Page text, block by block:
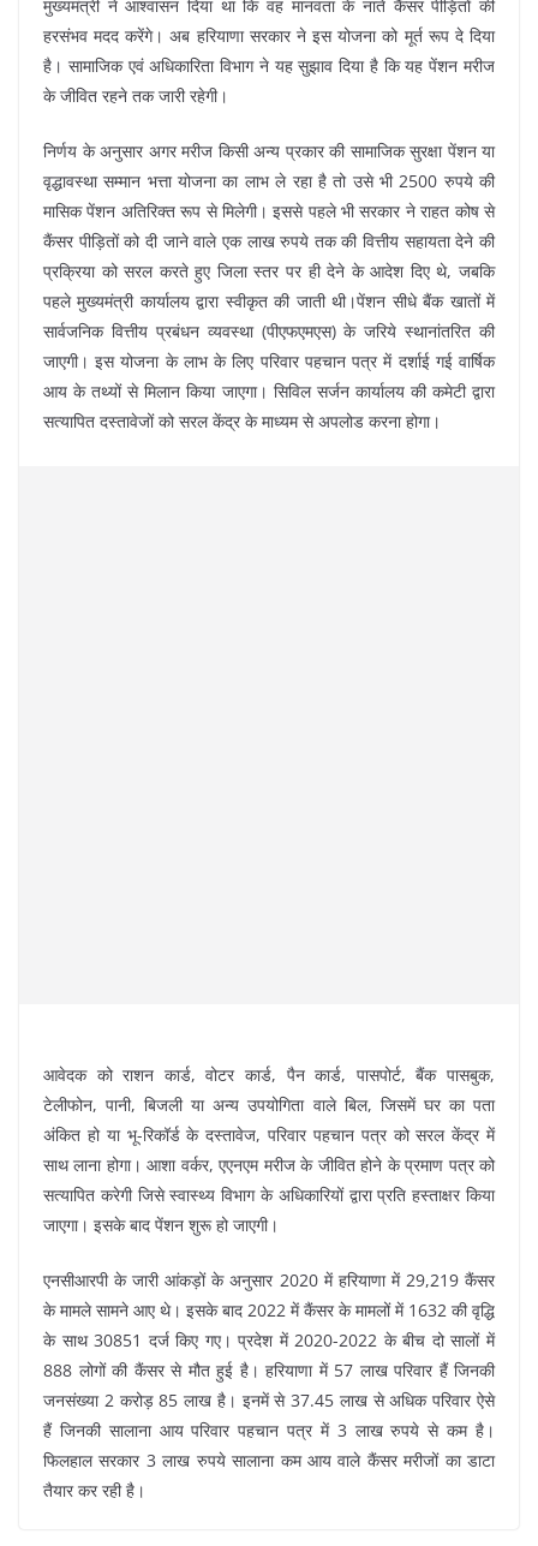
मुख्यमंत्री ने आश्वासन दिया था कि वह मानवता के नाते कैंसर पीड़ितों की
हरसंभव मदद करेंगे। अब हरियाणा सरकार ने इस योजना को मूर्त रूप दे दिया
है। सामाजिक एवं अधिकारिता विभाग ने यह सुझाव दिया है कि यह पेंशन मरीज
के जीवित रहने तक जारी रहेगी।
निर्णय के अनुसार अगर मरीज किसी अन्य प्रकार की सामाजिक सुरक्षा पेंशन या
वृद्धावस्था सम्मान भत्ता योजना का लाभ ले रहा है तो उसे भी 2500 रुपये की
मासिक पेंशन अतिरिक्त रूप से मिलेगी। इससे पहले भी सरकार ने राहत कोष से
कैंसर पीड़ितों को दी जाने वाले एक लाख रुपये तक की वित्तीय सहायता देने की
प्रक्रिया को सरल करते हुए जिला स्तर पर ही देने के आदेश दिए थे, जबकि
पहले मुख्यमंत्री कार्यालय द्वारा स्वीकृत की जाती थी।पेंशन सीधे बैंक खातों में
सार्वजनिक वित्तीय प्रबंधन व्यवस्था (पीएफएमएस) के जरिये स्थानांतरित की
जाएगी। इस योजना के लाभ के लिए परिवार पहचान पत्र में दर्शाई गई वार्षिक
आय के तथ्यों से मिलान किया जाएगा। सिविल सर्जन कार्यालय की कमेटी द्वारा
सत्यापित दस्तावेजों को सरल केंद्र के माध्यम से अपलोड करना होगा।
आवेदक को राशन कार्ड, वोटर कार्ड, पैन कार्ड, पासपोर्ट, बैंक पासबुक,
टेलीफोन, पानी, बिजली या अन्य उपयोगिता वाले बिल, जिसमें घर का पता
अंकित हो या भू-रिकॉर्ड के दस्तावेज, परिवार पहचान पत्र को सरल केंद्र में
साथ लाना होगा। आशा वर्कर, एएनएम मरीज के जीवित होने के प्रमाण पत्र को
सत्यापित करेगी जिसे स्वास्थ्य विभाग के अधिकारियों द्वारा प्रति हस्ताक्षर किया
जाएगा। इसके बाद पेंशन शुरू हो जाएगी।
एनसीआरपी के जारी आंकड़ों के अनुसार 2020 में हरियाणा में 29,219 कैंसर
के मामले सामने आए थे। इसके बाद 2022 में कैंसर के मामलों में 1632 की वृद्धि
के साथ 30851 दर्ज किए गए। प्रदेश में 2020-2022 के बीच दो सालों में
888 लोगों की कैंसर से मौत हुई है। हरियाणा में 57 लाख परिवार हैं जिनकी
जनसंख्या 2 करोड़ 85 लाख है। इनमें से 37.45 लाख से अधिक परिवार ऐसे
हैं जिनकी सालाना आय परिवार पहचान पत्र में 3 लाख रुपये से कम है।
फिलहाल सरकार 3 लाख रुपये सालाना कम आय वाले कैंसर मरीजों का डाटा
तैयार कर रही है।